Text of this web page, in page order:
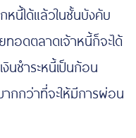
นี้ได้แล้วในชั้นบังคับ
ดตลาดเจ้าหนี้ก็จะได้
นชำระหนี้เป็นก้อน
กกว่าที่จะให้มีการผ่อน